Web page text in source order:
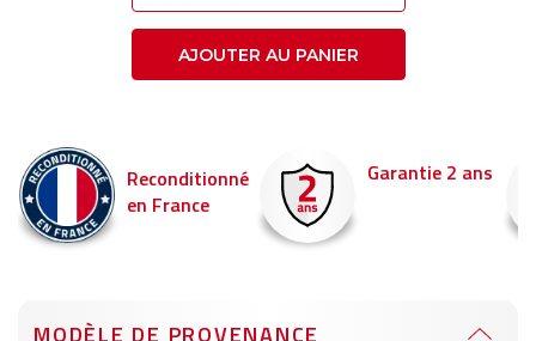
AJOUTER AU PANIER
Reconditionné
en France
Garantie 2 ans
MODÈLE DE PROVENANCE